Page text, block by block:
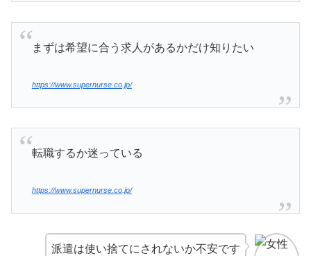
まずは希望に合う求人があるかだけ知りたい
https://www.supernurse.co.jp/
転職するか迷っている
https://www.supernurse.co.jp/
派遣は使い捨てにされないか不安です